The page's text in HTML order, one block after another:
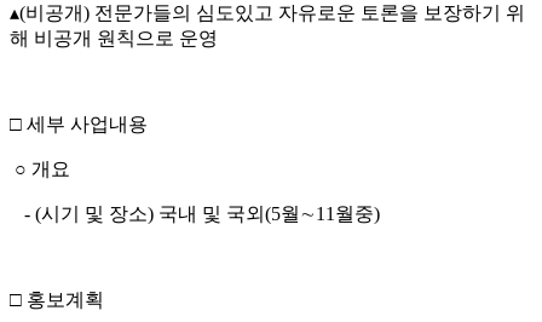
▴(비공개) 전문가들의 심도있고 자유로운 토론을 보장하기 위
해 비공개 원칙으로 운영
□ 세부 사업내용
○ 개요
- (시기 및 장소) 국내 및 국외(5월∼11월중)
□ 홍보계획